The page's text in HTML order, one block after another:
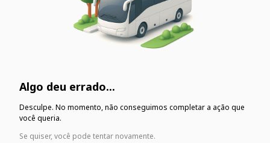
Algo deu errado...
Desculpe. No momento, não conseguimos completar a ação que
você queria.
Se quiser, você pode tentar novamente.